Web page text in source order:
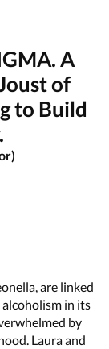
A
of
to Build
are linked
in its
by
Laura and